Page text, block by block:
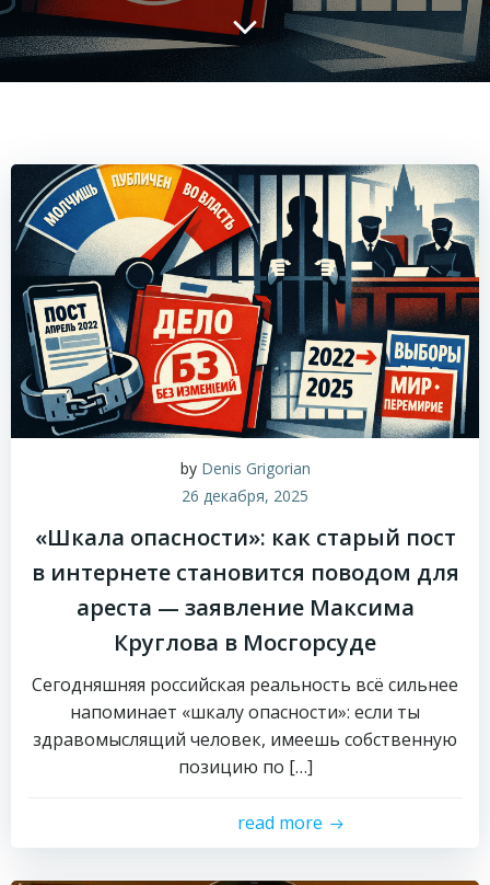
by Denis Grigorian
26 декабря, 2025
«Шкала опасности»: как старый пост
в интернете становится поводом для
ареста — заявление Максима
Круглова в Мосгорсуде
Сегодняшняя российская реальность всё сильнее
напоминает «шкалу опасности»: если ты
здравомыслящий человек, имеешь собственную
позицию по […]
read more